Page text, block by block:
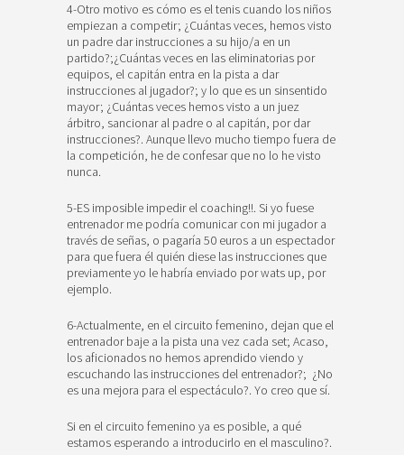
4-Otro motivo es cómo es el tenis cuando los niños
empiezan a competir; ¿Cuántas veces, hemos visto
un padre dar instrucciones a su hijo/a en un
partido?;¿Cuántas veces en las eliminatorias por
equipos, el capitán entra en la pista a dar
instrucciones al jugador?; y lo que es un sinsentido
mayor; ¿Cuántas veces hemos visto a un juez
árbitro, sancionar al padre o al capitán, por dar
instrucciones?. Aunque llevo mucho tiempo fuera de
la competición, he de confesar que no lo he visto
nunca.
5-ES imposible impedir el coaching!!. Si yo fuese
entrenador me podría comunicar con mi jugador a
través de señas, o pagaría 50 euros a un espectador
para que fuera él quién diese las instrucciones que
previamente yo le habría enviado por wats up, por
ejemplo.
6-Actualmente, en el circuito femenino, dejan que el
entrenador baje a la pista una vez cada set; Acaso,
los aficionados no hemos aprendido viendo y
escuchando las instrucciones del entrenador?; ¿No
es una mejora para el espectáculo?. Yo creo que sí.
Si en el circuito femenino ya es posible, a qué
estamos esperando a introducirlo en el masculino?.